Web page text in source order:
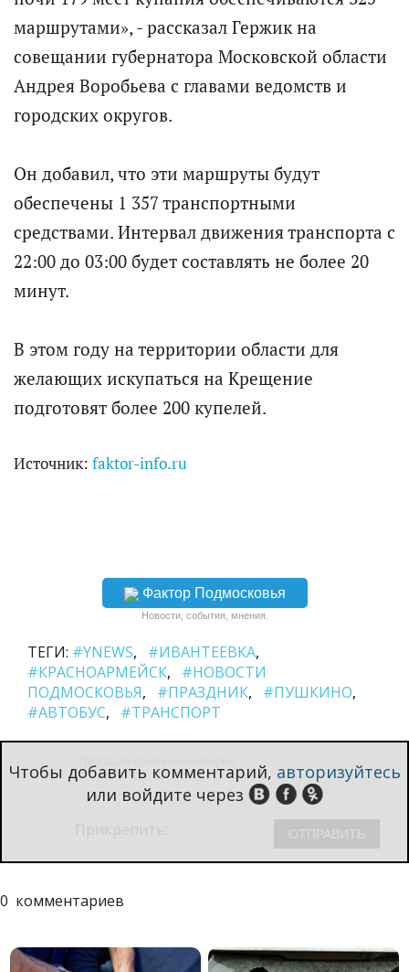
маршрутами», - рассказал Гержик на
совещании губернатора Московской области
Андрея Воробьева с главами ведомств и
городских округов.
Он добавил, что эти маршруты будут
обеспечены 1 357 транспортными
средствами. Интервал движения транспорта с
22:00 до 03:00 будет составлять не более 20
минут.
В этом году на территории области для
желающих искупаться на Крещение
подготовят более 200 купелей.
Источник: faktor-info.ru
Фактор Подмосковья
Новости, события, мнения.
ТЕГИ: #YNEWS
#ИВАНТЕЕВКА
#КРАСНОАРМЕЙСК
#НОВОСТИ
ПОДМОСКОВЬЯ
#ПРАЗДНИК
#ПУШКИНО
#АВТОБУС
#ТРАНСПОРТ
Чтобы добавить комментарий, авторизуйтесь
или войдите через
0 комментариев